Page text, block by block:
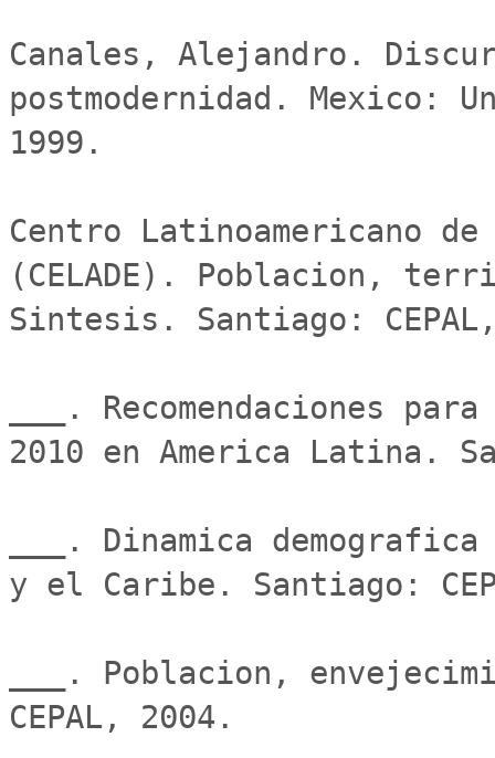
Canales, Alejandro.
postmodernidad. Mexico:
1999.
Centro Latinoamericano
(CELADE). Poblacion,
Sintesis. Santiago:
___. Recomendaciones
2010 en America Latina.
___. Dinamica
y el Caribe. Santiago:
___. Poblacion,
CEPAL, 2004.